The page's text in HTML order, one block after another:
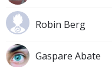
Robin Berg
Gaspare Abate